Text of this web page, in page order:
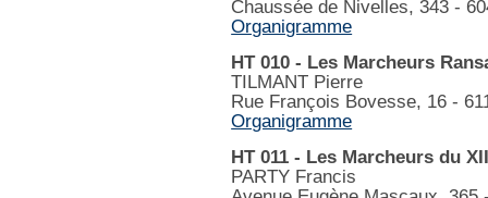
Chaussée de Nivelles, 343 -
Organigramme
HT 010 - Les Marcheurs
TILMANT Pierre
Rue François Bovesse, 16 -
Organigramme
HT 011 - Les Marcheurs du
PARTY Francis